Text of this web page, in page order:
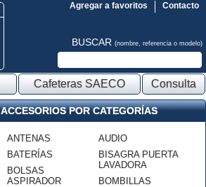
Contacto
Agregar a favoritos
BUSCAR (nombre, referencia o modelo)
Cafeteras SAECO Consulta
ACCESORIOS POR CATEGORÍAS
ANTENAS
BATERÍAS
BOLSAS
ASPIRADOR
AUDIO
BISAGRA PUERTA
LAVADORA
BOMBILLAS